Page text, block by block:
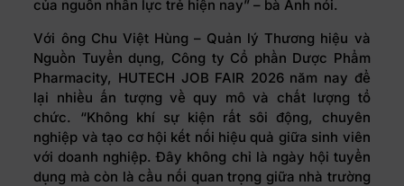
của nguồn nhân lực trẻ hiện nay” – bà Anh nói.
Với ông Chu Việt Hùng – Quản lý Thương hiệu và
Nguồn Tuyển dụng, Công ty Cổ phần Dược Phẩm
Pharmacity, HUTECH JOB FAIR 2026 năm nay để
lại nhiều ấn tượng về quy mô và chất lượng tổ
chức. “Không khí sự kiện rất sôi động, chuyên
nghiệp và tạo cơ hội kết nối hiệu quả giữa sinh viên
với doanh nghiệp. Đây không chỉ là ngày hội tuyển
dụng mà còn là cầu nối quan trọng giữa nhà trường